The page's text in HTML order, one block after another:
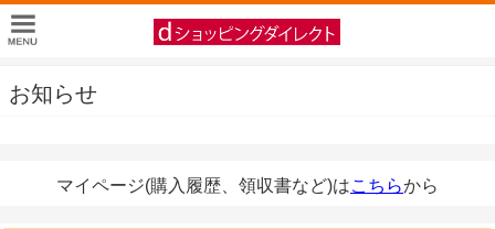
お知らせ
マイページ(購入履歴、領収書など)はこちらから